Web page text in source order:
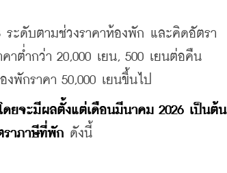
ะดับตามช่วงราคาห้องพัก และคิดอัตรา
ต่ำกว่า 20,000 เยน, 500 เยนต่อคืน
พักราคา 50,000 เยนขึ้นไป
ยจะมีผลตั้งแต่เดือนมีนาคม 2026 เป็นต้น
ราภาษีที่พัก ดังนี้